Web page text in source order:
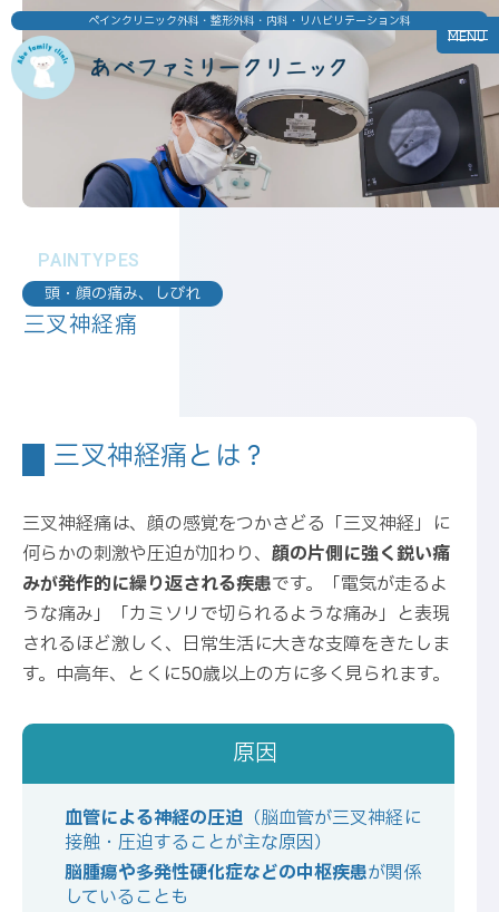
ペインクリニック外科・整形外科・内科・リハビリテーション科
MENU
PAINTYPES
頭・顔の痛み、しびれ
三叉神経痛
三叉神経痛とは？
三叉神経痛は、顔の感覚をつかさどる「三叉神経」に
何らかの刺激や圧迫が加わり、 顔の片側に強く鋭い痛
みが発作的に繰り返される疾患です。「電気が走るよ
うな痛み」「カミソリで切られるような痛み」と表現
されるほど激しく、日常生活に大きな支障をきたしま
す。中高年、とくに50歳以上の方に多く見られます。
原因
血管による神経の圧迫 （脳血管が三叉神経に
接触・圧迫することが主な原因）
脳腫瘍や多発性硬化症などの中枢疾患が関係
していることも